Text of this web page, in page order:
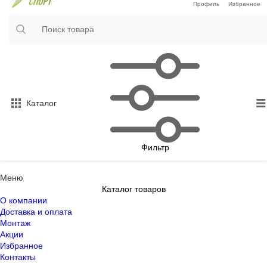
Профиль Избранное
Каталог
Фильтр
Меню
Каталог товаров
О компании
Доставка и оплата
Монтаж
Акции
Избранное
Контакты